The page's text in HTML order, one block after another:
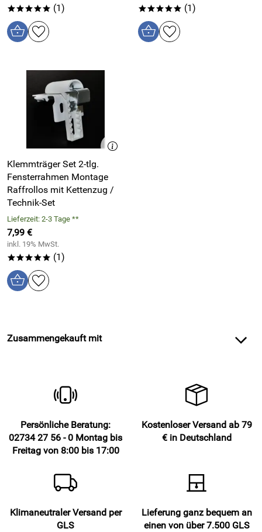
***** (1) ***** (1)
Klemmträger Set 2-tlg.
Fensterrahmen Montage
Raffrollos mit Kettenzug /
Technik-Set
Lieferzeit: 2-3 Tage **
7,99 €
inkl. 19% MwSt.
***** (1)
Zusammengekauft mit
Persönliche Beratung:
02734 27 56 - 0 Montag bis
Freitag von 8:00 bis 17:00
Kostenloser Versand ab 79
€ in Deutschland
Klimaneutraler Versand per
GLS
Lieferung ganz bequem an
einen von über 7.500 GLS